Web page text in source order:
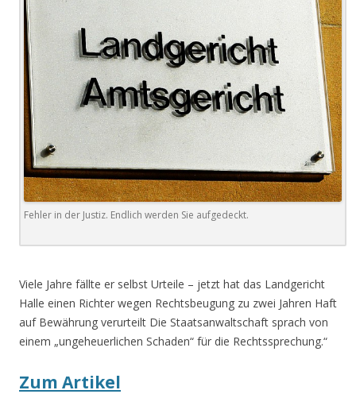
Fehler in der Justiz. Endlich werden Sie aufgedeckt.
Viele Jahre fällte er selbst Urteile – jetzt hat das Landgericht
Halle einen Richter wegen Rechtsbeugung zu zwei Jahren Haft
auf Bewährung verurteilt Die Staatsanwaltschaft sprach von
einem „ungeheuerlichen Schaden“ für die Rechtssprechung.“
Zum Artikel